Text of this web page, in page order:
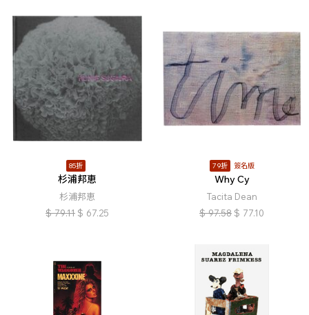
85折
杉浦邦恵
杉浦邦恵
$ 79.11 $ 67.25
79折 簽名版
Why Cy
Tacita Dean
$ 97.58 $ 77.10